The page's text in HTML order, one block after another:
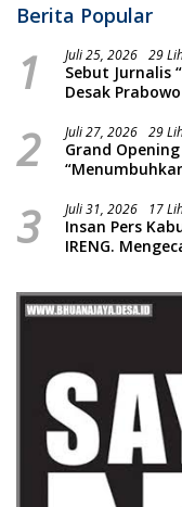
Berita Popular
1 Juli 25, 2026 29
Sebut Jurnalis
Desak
2 Juli 27, 2026 29
Grand
3 Juli 31, 2026 17
Insan Pers
IRENG.